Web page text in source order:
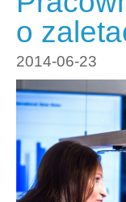
o
2014-06-23